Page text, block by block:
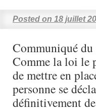
Posted on 18 juillet
Communiqué
Comme la loi le
de mettre en
personne se
définitivement